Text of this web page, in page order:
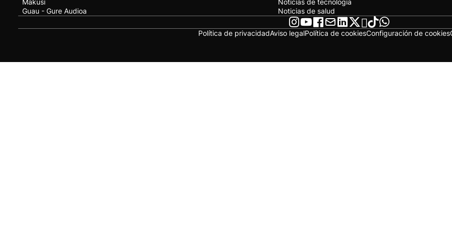
Makusi
Guau - Gure Audioa
Noticias de tecnología
Noticias de salud
Política de privacidadAviso legalPolítica de cookiesConfiguración de cookies